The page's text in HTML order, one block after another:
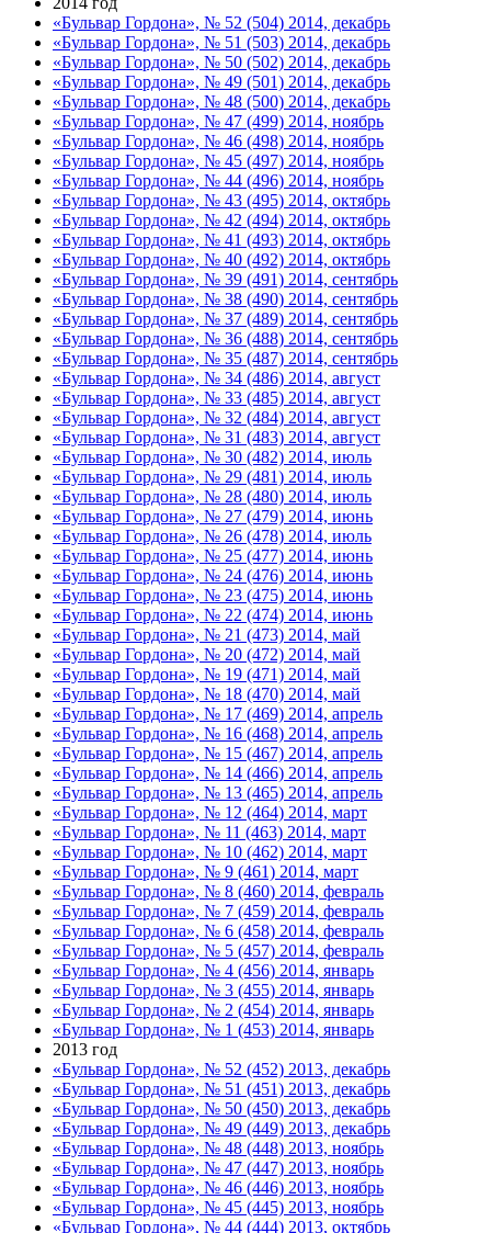
«Бульвар Гордона», № 52 (504) 2014, декабрь
«Бульвар Гордона», № 51 (503) 2014, декабрь
«Бульвар Гордона», № 50 (502) 2014, декабрь
«Бульвар Гордона», № 49 (501) 2014, декабрь
«Бульвар Гордона», № 48 (500) 2014, декабрь
«Бульвар Гордона», № 47 (499) 2014, ноябрь
«Бульвар Гордона», № 46 (498) 2014, ноябрь
«Бульвар Гордона», № 45 (497) 2014, ноябрь
«Бульвар Гордона», № 44 (496) 2014, ноябрь
«Бульвар Гордона», № 43 (495) 2014, октябрь
«Бульвар Гордона», № 42 (494) 2014, октябрь
«Бульвар Гордона», № 41 (493) 2014, октябрь
«Бульвар Гордона», № 40 (492) 2014, октябрь
«Бульвар Гордона», № 39 (491) 2014, сентябрь
«Бульвар Гордона», № 38 (490) 2014, сентябрь
«Бульвар Гордона», № 37 (489) 2014, сентябрь
«Бульвар Гордона», № 36 (488) 2014, сентябрь
«Бульвар Гордона», № 35 (487) 2014, сентябрь
«Бульвар Гордона», № 34 (486) 2014, август
«Бульвар Гордона», № 33 (485) 2014, август
«Бульвар Гордона», № 32 (484) 2014, август
«Бульвар Гордона», № 31 (483) 2014, август
«Бульвар Гордона», № 30 (482) 2014, июль
«Бульвар Гордона», № 29 (481) 2014, июль
«Бульвар Гордона», № 28 (480) 2014, июль
«Бульвар Гордона», № 27 (479) 2014, июнь
«Бульвар Гордона», № 26 (478) 2014, июль
«Бульвар Гордона», № 25 (477) 2014, июнь
«Бульвар Гордона», № 24 (476) 2014, июнь
«Бульвар Гордона», № 23 (475) 2014, июнь
«Бульвар Гордона», № 22 (474) 2014, июнь
«Бульвар Гордона», № 21 (473) 2014, май
«Бульвар Гордона», № 20 (472) 2014, май
«Бульвар Гордона», № 19 (471) 2014, май
«Бульвар Гордона», № 18 (470) 2014, май
«Бульвар Гордона», № 17 (469) 2014, апрель
«Бульвар Гордона», № 16 (468) 2014, апрель
«Бульвар Гордона», № 15 (467) 2014, апрель
«Бульвар Гордона», № 14 (466) 2014, апрель
«Бульвар Гордона», № 13 (465) 2014, апрель
«Бульвар Гордона», № 12 (464) 2014, март
«Бульвар Гордона», № 11 (463) 2014, март
«Бульвар Гордона», № 10 (462) 2014, март
«Бульвар Гордона», № 9 (461) 2014, март
«Бульвар Гордона», № 8 (460) 2014, февраль
«Бульвар Гордона», № 7 (459) 2014, февраль
«Бульвар Гордона», № 6 (458) 2014, февраль
«Бульвар Гордона», № 5 (457) 2014, февраль
«Бульвар Гордона», № 4 (456) 2014, январь
«Бульвар Гордона», № 3 (455) 2014, январь
«Бульвар Гордона», № 2 (454) 2014, январь
«Бульвар Гордона», № 1 (453) 2014, январь
2013 год
«Бульвар Гордона», № 52 (452) 2013, декабрь
«Бульвар Гордона», № 51 (451) 2013, декабрь
«Бульвар Гордона», № 50 (450) 2013, декабрь
«Бульвар Гордона», № 49 (449) 2013, декабрь
«Бульвар Гордона», № 48 (448) 2013, ноябрь
«Бульвар Гордона», № 47 (447) 2013, ноябрь
«Бульвар Гордона», № 46 (446) 2013, ноябрь
«Бульвар Гордона», № 45 (445) 2013, ноябрь
«Бульвар Гордона», № 44 (444) 2013, октябрь